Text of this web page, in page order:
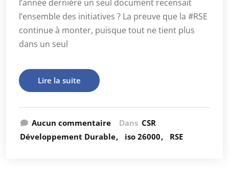
l’année dernière un seul document recensait
l’ensemble des initiatives ? La preuve que la #RSE
continue à monter, puisque tout ne tient plus
dans un seul
Lire la suite
Aucun commentaire Dans CSR
Développement Durable
iso 26000 RSE